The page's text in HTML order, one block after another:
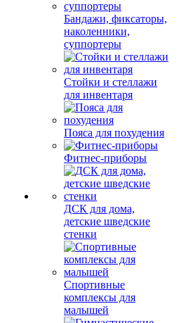
Бандажи, фиксаторы,
наколенники,
суппортеры
Стойки и стеллажи
для инвентаря
Пояса для похудения
Фитнес-приборы
ДСК для дома,
детские шведские
стенки
Спортивные
комплексы для
малышей